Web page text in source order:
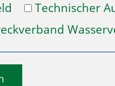
Technischer